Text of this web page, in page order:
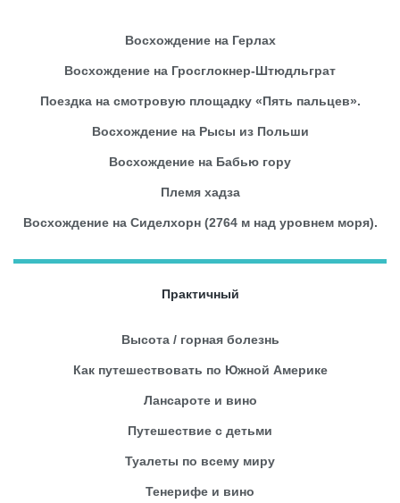
Восхождение на Герлах
Восхождение на Гросглокнер-Штюдльграт
Поездка на смотровую площадку «Пять пальцев».
Восхождение на Рысы из Польши
Восхождение на Бабью гору
Племя хадза
Восхождение на Сиделхорн (2764 м над уровнем моря).
Практичный
Высота / горная болезнь
Как путешествовать по Южной Америке
Лансароте и вино
Путешествие с детьми
Туалеты по всему миру
Тенерифе и вино